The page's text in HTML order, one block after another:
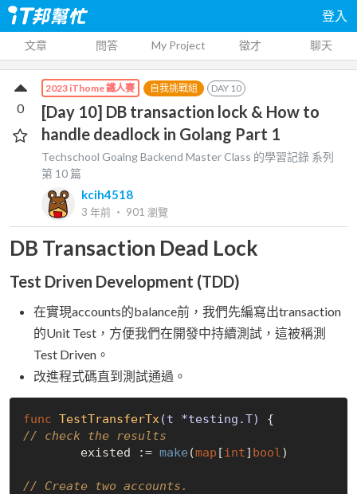
登入
文章 問答 My Project 徵才 聊天
2023 iThome 鐵人賽 自我挑戰組 DAY 10
[Day 10] DB transaction lock & How to
handle deadlock in Golang Part 1
Techschool Goalng Backend Master Class 的學習記錄 系列
第 10 篇
kcih4518
3 年前 ‧ 901 瀏覽
0
DB Transaction Dead Lock
Test Driven Development (TDD)
在實現accounts的balance前，我們先編寫出transaction
的Unit Test，方便我們在開發中持續測試，這被稱測
Test Driven。
改進程式碼直到測試通過。
func TestTransferTx(t *testing.T)
// check the results
	existed :=
make (map [int] bool)
// Create two accounts.